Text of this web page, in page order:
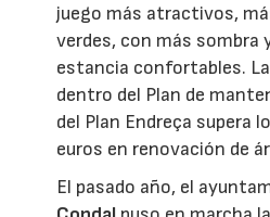
juego más atractivos,
verdes, con más sombra
estancia confortables.
dentro del Plan de
del Plan Endreça supera
euros en renovación de
El pasado año, el